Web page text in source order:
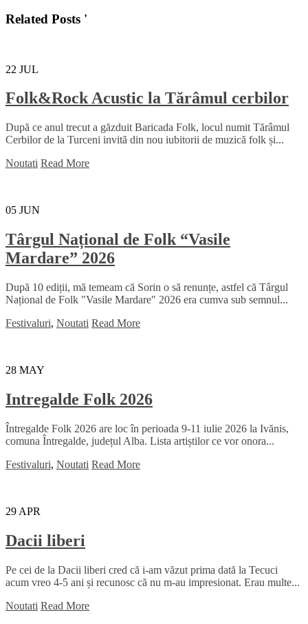
Related Posts '
22 JUL
Folk&Rock Acustic la Tărâmul cerbilor
După ce anul trecut a găzduit Baricada Folk, locul numit Tărâmul
Cerbilor de la Turceni invită din nou iubitorii de muzică folk și...
Noutati Read More
05 JUN
Târgul Național de Folk “Vasile
Mardare” 2026
După 10 ediții, mă temeam că Sorin o să renunțe, astfel că Târgul
Național de Folk "Vasile Mardare" 2026 era cumva sub semnul...
Festivaluri, Noutati Read More
28 MAY
Intregalde Folk 2026
Întregalde Folk 2026 are loc în perioada 9-11 iulie 2026 la Ivănis,
comuna Întregalde, județul Alba. Lista artiștilor ce vor onora...
Festivaluri, Noutati Read More
29 APR
Dacii liberi
Pe cei de la Dacii liberi cred că i-am văzut prima dată la Tecuci
acum vreo 4-5 ani și recunosc că nu m-au impresionat. Erau multe...
Noutati Read More